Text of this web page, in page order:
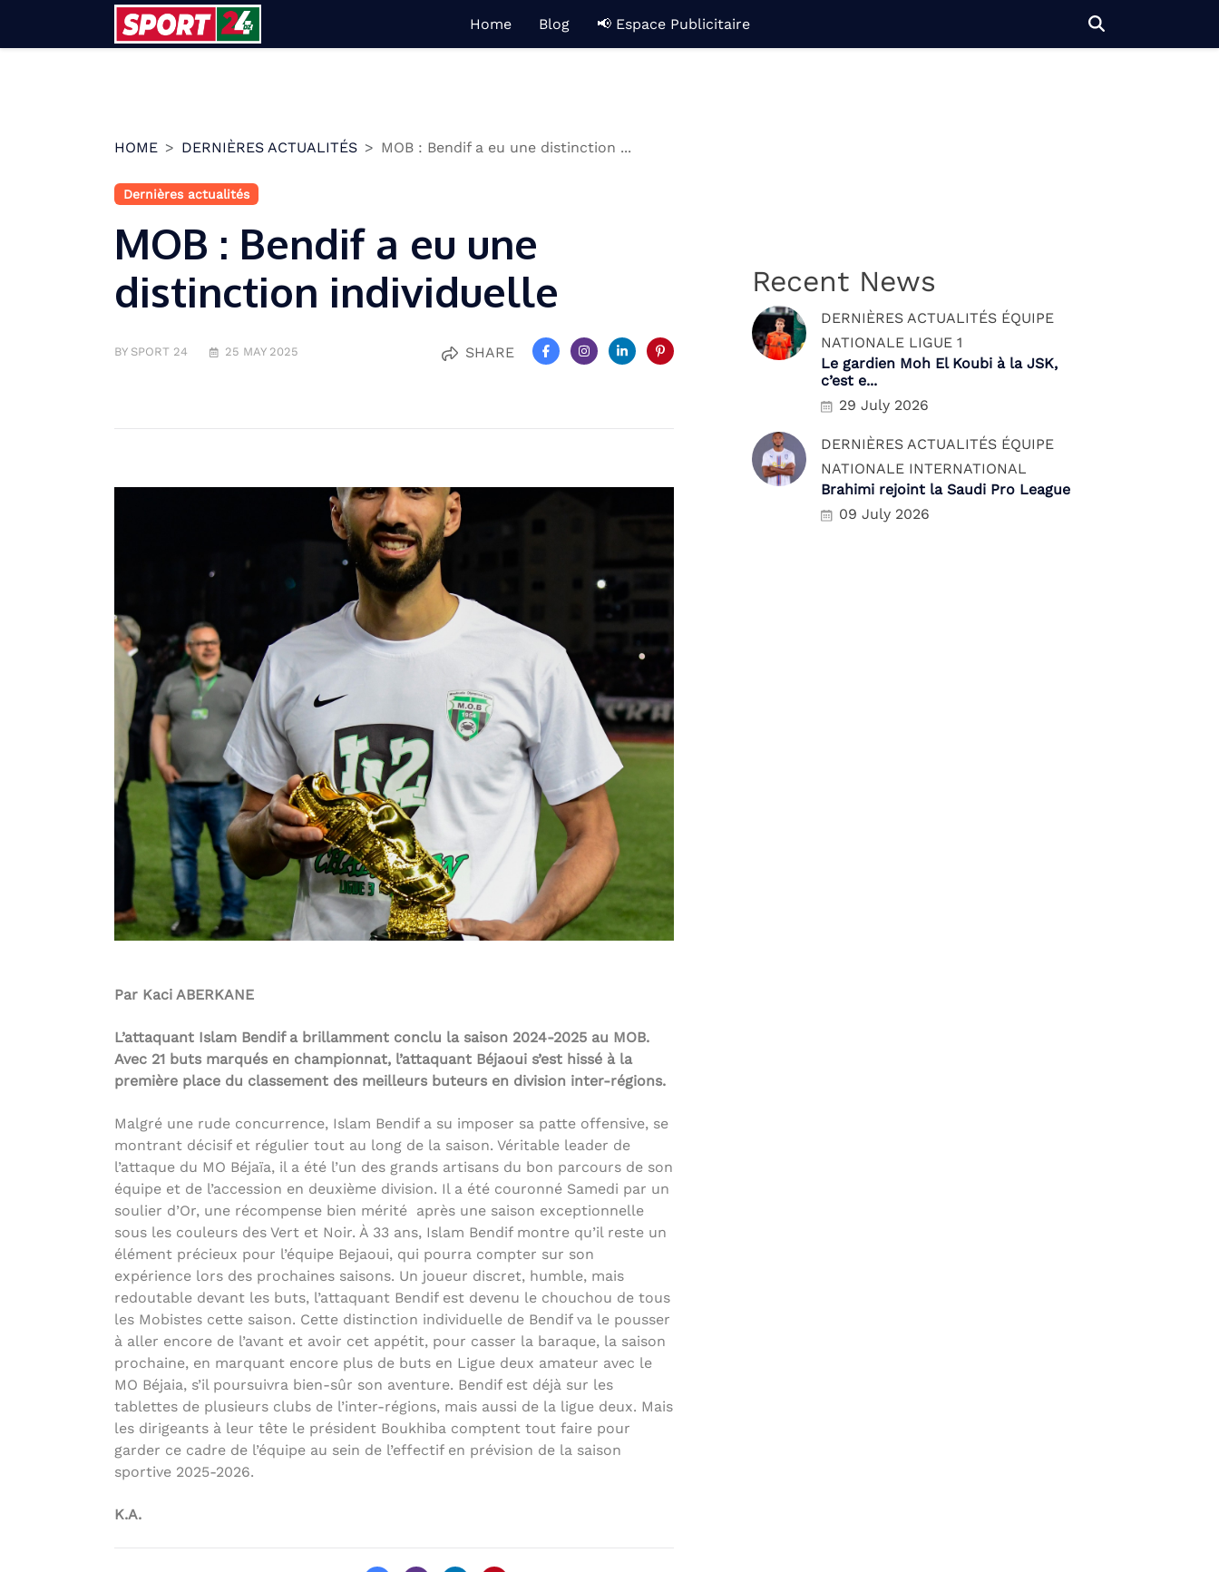
Home Blog 📢 Espace Publicitaire
HOME DERNIÈRES ACTUALITÉS MOB : Bendif a eu une distinction ...
Dernières actualités
MOB : Bendif a eu une
distinction individuelle
BY SPORT 24 25 MAY 2025 SHARE
Par Kaci ABERKANE
L’attaquant Islam Bendif a brillamment conclu la saison 2024-2025 au MOB.
Avec 21 buts marqués en championnat, l’attaquant Béjaoui s’est hissé à la
première place du classement des meilleurs buteurs en division inter-régions.
Malgré une rude concurrence, Islam Bendif a su imposer sa patte offensive, se
montrant décisif et régulier tout au long de la saison. Véritable leader de
l’attaque du MO Béjaïa, il a été l’un des grands artisans du bon parcours de son
équipe et de l’accession en deuxième division. Il a été couronné Samedi par un
soulier d’Or, une récompense bien mérité après une saison exceptionnelle
sous les couleurs des Vert et Noir. À 33 ans, Islam Bendif montre qu’il reste un
élément précieux pour l’équipe Bejaoui, qui pourra compter sur son
expérience lors des prochaines saisons. Un joueur discret, humble, mais
redoutable devant les buts, l’attaquant Bendif est devenu le chouchou de tous
les Mobistes cette saison. Cette distinction individuelle de Bendif va le pousser
à aller encore de l’avant et avoir cet appétit, pour casser la baraque, la saison
prochaine, en marquant encore plus de buts en Ligue deux amateur avec le
MO Béjaia, s’il poursuivra bien-sûr son aventure. Bendif est déjà sur les
tablettes de plusieurs clubs de l’inter-régions, mais aussi de la ligue deux. Mais
les dirigeants à leur tête le président Boukhiba comptent tout faire pour
garder ce cadre de l’équipe au sein de l’effectif en prévision de la saison
sportive 2025-2026.
K.A.
Recent News
DERNIÈRES ACTUALITÉS ÉQUIPE
NATIONALE LIGUE 1
Le gardien Moh El Koubi à la JSK,
c’est e...
29 July 2026
DERNIÈRES ACTUALITÉS ÉQUIPE
NATIONALE INTERNATIONAL
Brahimi rejoint la Saudi Pro League
09 July 2026